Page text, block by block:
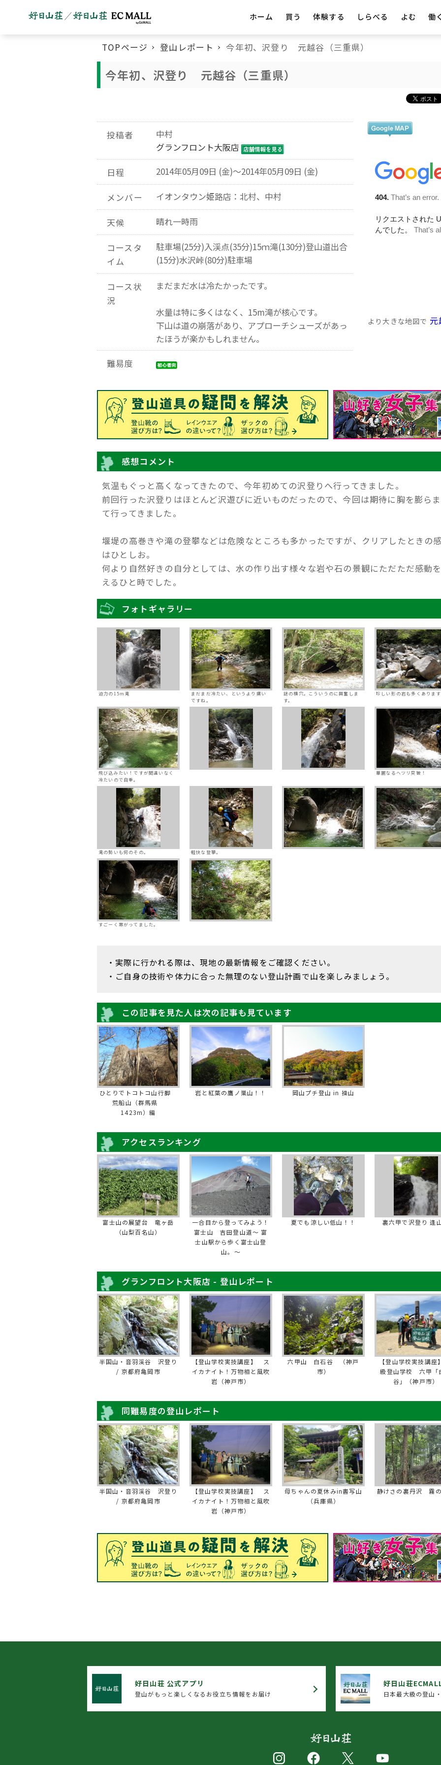
ホーム 買う 体験する しらべる よむ 働
TOPページ 登山レポート 今年初、沢登り 元越谷（三重県）
今年初、沢登り 元越谷（三重県）
投稿者
中村
グランフロント大阪店
日程 2014年05月09日 (金)～2014年05月09日 (金)
メンバー イオンタウン姫路店：北村、中村
天候 晴れ一時雨
コースタ
イム
駐車場(25分)入渓点(35分)15ｍ滝(130分)登山道出合
(15分)水沢峠(80分)駐車場
コース状
況
まだまだ水は冷たかったです。
水量は特に多くはなく、15m滝が核心です。
下山は道の崩落があり、アプローチシューズがあっ
たほうが楽かもしれません。
難易度
より大きな地図で
感想コメント
気温もぐっと高くなってきたので、今年初めての沢登りへ行ってきました。
前回行った沢登りはほとんど沢遊びに近いものだったので、今回は期待に胸を膨ら
て行ってきました。
堰堤の高巻きや滝の登攀などは危険なところも多かったですが、クリアしたときの
はひとしお。
何より自然好きの自分としては、水の作り出す様々な岩や石の景観にただただ感動
えるひと時でした。
フォトギャラリー
迫力の15m滝
まだまだ冷たい、というより痛い
ですね。
謎の横穴。こういうのに興奮しま
す。
珍しい形の岩も多くありま
飛び込みたい！ですが間違いなく
冷たいので自重。
華麗なるヘツリ突破！
滝の勢いも何のその。 軽快な登攀。
すごーく寒がってました。
・実際に行かれる際は、現地の最新情報をご確認ください。
・ご自身の技術や体力に合った無理のない登山計画で山を楽しみましょう。
この記事を見た人は次の記事も見ています
ひとりでトコトコ山行脚
荒船山（群馬県
1423m）編
岩と紅葉の鷹ノ巣山！！ 岡山プチ登山 in 操山
アクセスランキング
富士山の展望台 竜ヶ岳
（山梨百名山）
一合目から登ってみよう！
富士山 吉田登山道～ 富
士山駅から歩く富士山登
山。～
夏でも涼しい低山！！ 裏六甲で沢登り 逢
グランフロント大阪店 - 登山レポート
半国山・音羽渓谷 沢登り
/ 京都府亀岡市
【登山学校実技講座】 ス
イカナイト！万物相と風吹
岩（神戸市）
六甲山 白石谷 （神戸
市）
【登山学校実技講座
級登山学校 六甲「
谷」（神戸市）
同難易度の登山レポート
半国山・音羽渓谷 沢登り
/ 京都府亀岡市
【登山学校実技講座】 ス
イカナイト！万物相と風吹
岩（神戸市）
母ちゃんの夏休みin書写山
（兵庫県）
静けさの裏丹沢 霧
好日山荘 公式アプリ
登山がもっと楽しくなるお役立ち情報をお届け
好日山荘
日本最大級の登山